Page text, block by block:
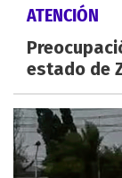
ATENCIÓN
estado de